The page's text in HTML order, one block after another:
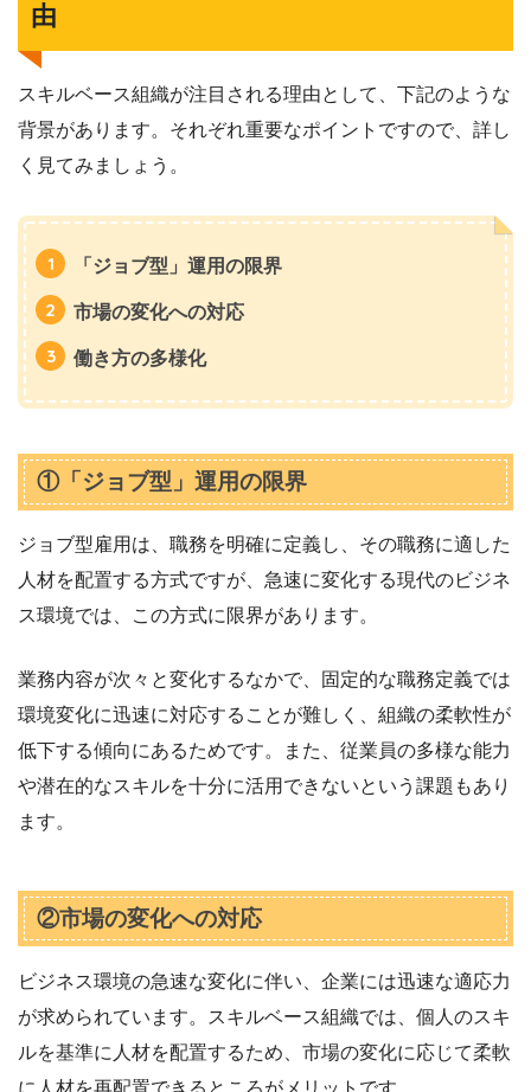
由
スキルベース組織が注目される理由として、下記のような
背景があります。それぞれ重要なポイントですので、詳し
く見てみましょう。
「ジョブ型」運用の限界
市場の変化への対応
働き方の多様化
①「ジョブ型」運用の限界
ジョブ型雇用は、職務を明確に定義し、その職務に適した
人材を配置する方式ですが、急速に変化する現代のビジネ
ス環境では、この方式に限界があります。
業務内容が次々と変化するなかで、固定的な職務定義では
環境変化に迅速に対応することが難しく、組織の柔軟性が
低下する傾向にあるためです。また、従業員の多様な能力
や潜在的なスキルを十分に活用できないという課題もあり
ます。
②市場の変化への対応
ビジネス環境の急速な変化に伴い、企業には迅速な適応力
が求められています。スキルベース組織では、個人のスキ
ルを基準に人材を配置するため、市場の変化に応じて柔軟
に人材を再配置できるところがメリットです。